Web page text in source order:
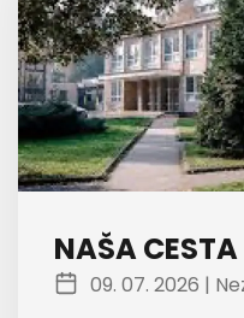
NAŠA
09. 07. 2026 |